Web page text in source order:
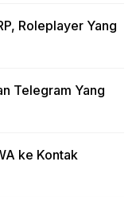
Roleplayer Yang
Telegram Yang
ke Kontak